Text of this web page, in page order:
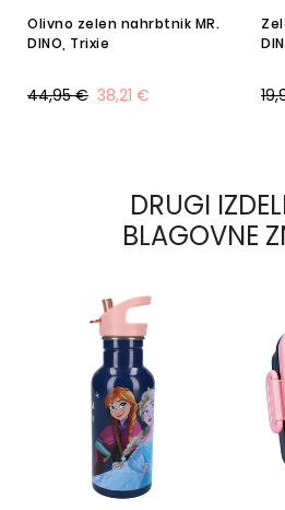
Olivno zelen nahrbtnik MR.
DINO, Trixie
38,21 €
44,95 €
DRUGI
BLAGOVNE